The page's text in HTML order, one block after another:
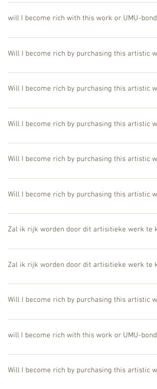
More than rich, you will feel abundance and
will I become rich with this work or UMU-bond
Text
Will I become rich by purchasing this artistic
More than rich, you will feel abundance and
Will I become rich by purchasing this artistic
More than rich, you will feel abundance and
Will I become rich by purchasing this artistic
More than rich, you will feel abundance and
Will I become rich by purchasing this artistic
More than rich, you will feel abundance and
Will I become rich by purchasing this artistic
More than rich, you will feel abundance and
Zal ik rijk worden door dit artisitieke werk te
Meer dan rijk, u zal overvloed voelen. (U
Zal ik rijk worden door dit artisitieke werk te
Meer dan rijk, u zal overvloed voelen. (U
Will I become rich by purchasing this artistic
More than rich, you will feel abundance and
will I become rich with this work or UMU-bond
Text
Will I become rich by purchasing this artistic